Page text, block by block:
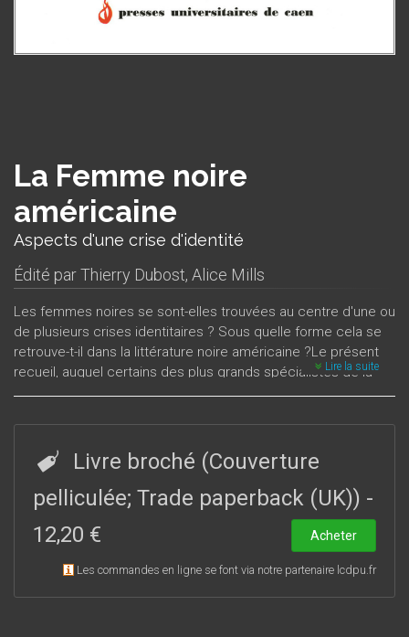
La Femme noire
américaine
Aspects d'une crise d'identité
Édité parThierry Dubost, Alice Mills
Les femmes noires se sont-elles trouvées au centre d'une ou
de plusieurs crises identitaires ? Sous quelle forme cela se
retrouve-t-il dans la littérature noire américaine ?Le présent
recueil, auquel certains des plus grands spécialistes de la
communauté afro-américaine ont participé, s’efforce
crises d’identité ont été vécues ou perçues. S’attachant à un
écrivain, à une œuvre, ou bien privilégiant un questionnement
croisé sur un ensemble d’ouvrages, chaque contribution
apporte un éclairage particulier sur une ou plusieurs œuvres
littéraires.
Lire la suite
Livre broché (Couverture
pelliculée; Trade paperback (UK)) -
12,20 €
Acheter
Les commandes en ligne se font via notre partenaire lcdpu.fr